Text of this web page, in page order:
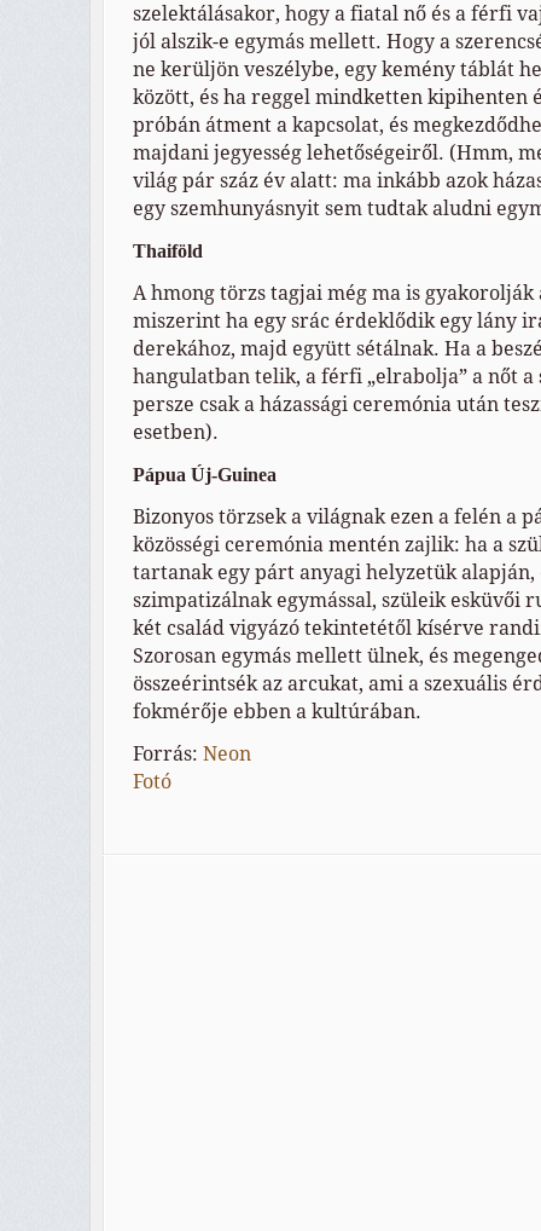
szelektálásakor, hogy a fiatal nő és a férfi
jól alszik-e egymás mellett. Hogy a
ne kerüljön veszélybe, egy kemény táblát
között, és ha reggel mindketten kipihenten
próbán átment a kapcsolat, és
majdani jegyesség lehetőségeiről. (Hmm,
világ pár száz év alatt: ma inkább azok
egy szemhunyásnyit sem tudtak aludni
Thaiföld
A hmong törzs tagjai még ma is gyakorolják
miszerint ha egy srác érdeklődik egy lány
derekához, majd együtt sétálnak. Ha a
hangulatban telik, a férfi „elrabolja” a nőt a
persze csak a házassági ceremónia után
esetben).
Pápua Új-Guinea
Bizonyos törzsek a világnak ezen a felén a
közösségi ceremónia mentén zajlik: ha a
tartanak egy párt anyagi helyzetük alapján,
szimpatizálnak egymással, szüleik esküvői
két család vigyázó tekintetétől kísérve
Szorosan egymás mellett ülnek, és
összeérintsék az arcukat, ami a szexuális
fokmérője ebben a kultúrában.
Forrás: Neon
Fotó